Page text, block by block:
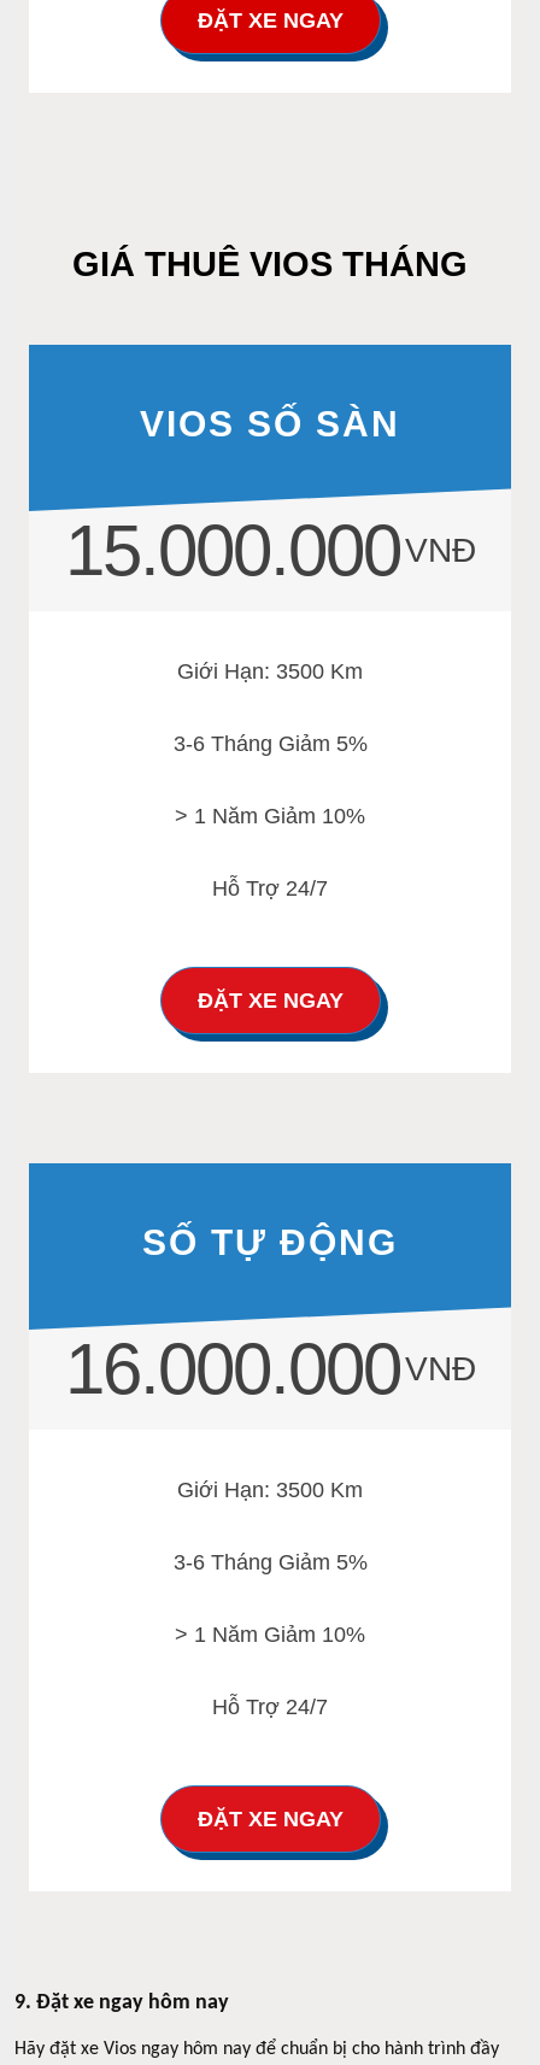
ĐẶT XE NGAY
GIÁ THUÊ VIOS THÁNG
VIOS SỐ SÀN
15.000.000VNĐ
Giới Hạn: 3500 Km
3-6 Tháng Giảm 5%
> 1 Năm Giảm 10%
Hỗ Trợ 24/7
ĐẶT XE NGAY
SỐ TỰ ĐỘNG
16.000.000VNĐ
Giới Hạn: 3500 Km
3-6 Tháng Giảm 5%
> 1 Năm Giảm 10%
Hỗ Trợ 24/7
ĐẶT XE NGAY
9. Đặt xe ngay hôm nay
Hãy đặt xe Vios ngay hôm nay để chuẩn bị cho hành trình đầy